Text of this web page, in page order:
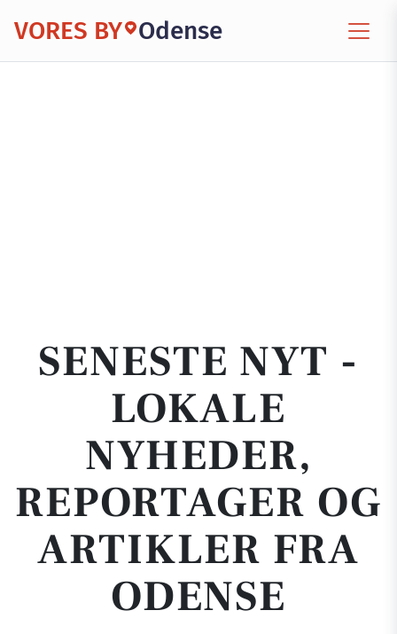
VORES BY Odense
SENESTE NYT -
LOKALE
NYHEDER,
REPORTAGER OG
ARTIKLER FRA
ODENSE